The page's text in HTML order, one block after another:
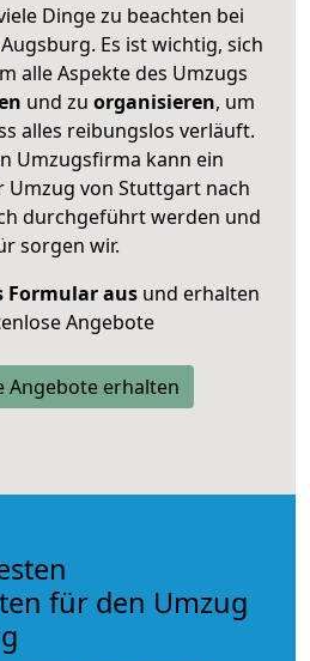
Dinge zu beachten bei
Es ist wichtig, sich
alle Aspekte des Umzugs
und zu organisieren, um
alles reibungslos verläuft.
Umzugsfirma kann ein
von Stuttgart nach
durchgeführt werden und
sorgen wir.
Formular ausund erhalten
Angebote
Angebote erhalten
für den Umzug